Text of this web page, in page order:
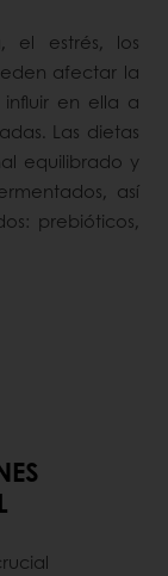
el estrés, los
afectar la
en ella a
Las dietas
equilibrado y
así
prebióticos,